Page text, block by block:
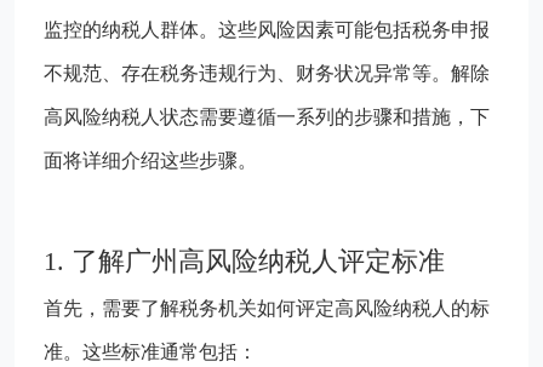
监控的纳税人群体。这些风险因素可能包括税务申报
不规范、存在税务违规行为、财务状况异常等。解除
高风险纳税人状态需要遵循一系列的步骤和措施，下
面将详细介绍这些步骤。
1. 了解广州高风险纳税人评定标准
首先，需要了解税务机关如何评定高风险纳税人的标
准。这些标准通常包括：